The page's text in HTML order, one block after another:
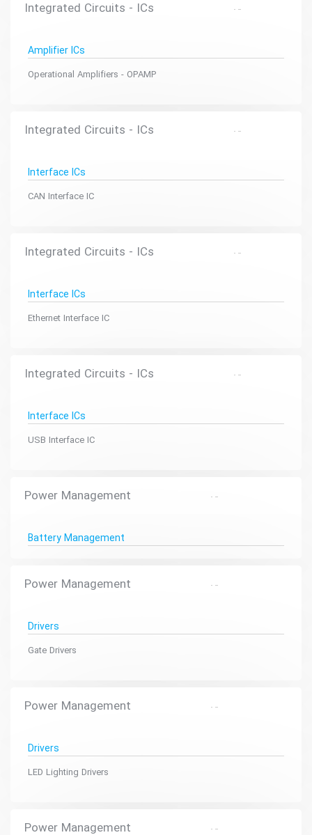
Integrated Circuits - ICs
Amplifier ICs
Operational Amplifiers - OPAMP
Integrated Circuits - ICs
Interface ICs
CAN Interface IC
Integrated Circuits - ICs
Interface ICs
Ethernet Interface IC
Integrated Circuits - ICs
Interface ICs
USB Interface IC
Power Management
Battery Management
Power Management
Drivers
Gate Drivers
Power Management
Drivers
LED Lighting Drivers
Power Management